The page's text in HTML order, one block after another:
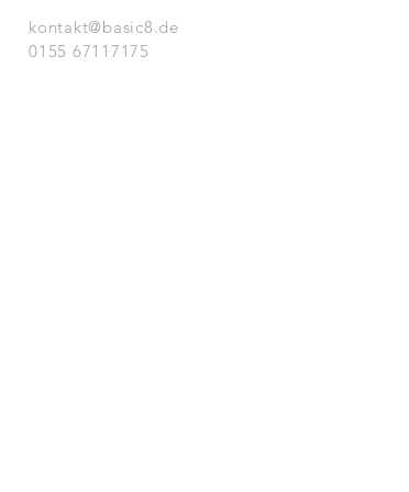
kontakt@basic8.de
0155 67117175